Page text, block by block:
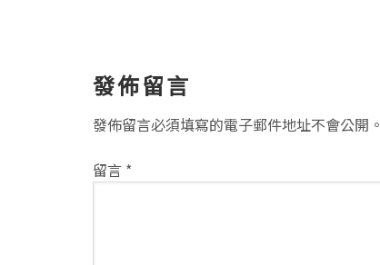
讀
者
互
動
發佈留言
發佈留言必須填寫的電子郵件地址不會公開。
留言 *